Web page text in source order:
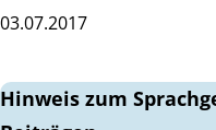
03.07.2017
Hinweis zum